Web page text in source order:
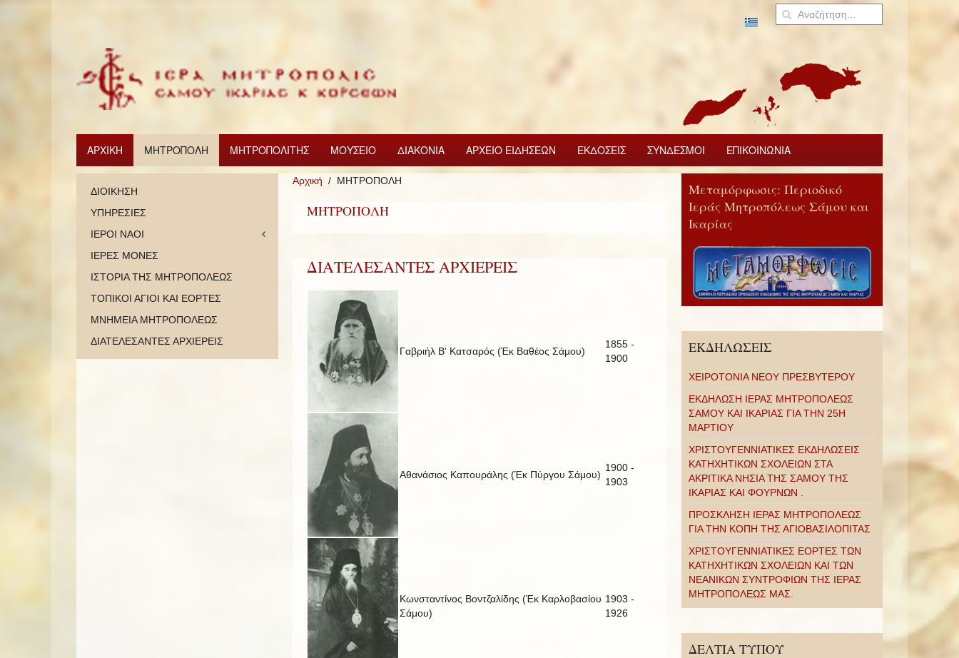
ΑΡΧΙΚΗ ΜΗΤΡΟΠΟΛΗ ΜΗΤΡΟΠΟΛΙΤΗΣ ΜΟΥΣΕΙΟ ΔΙΑΚΟΝΙΑ ΑΡΧΕΙΟ ΕΙΔΗΣΕΩΝ ΕΚΔΟΣΕΙΣ ΣΥΝΔΕΣΜΟΙ ΕΠΙΚΟΙΝΩΝΙΑ
Αρχική ΜΗΤΡΟΠΟΛΗ
ΜΗΤΡΟΠΟΛΗ
ΔΙΑΤΕΛΕΣΑΝΤΕΣ ΑΡΧΙΕΡΕΙΣ
Γαβριήλ Β' Κατσαρός (Έκ Βαθέος Σάμου)
1855 -
1900
Αθανάσιος Καπουράλης (Έκ Πύργου Σάμου)
1900 -
1903
Κωνσταντίνος Βοντζαλίδης (Έκ Καρλοβασίου
Σάμου)
1903 -
1926
ΔΙΟΙΚΗΣΗ
ΥΠΗΡΕΣΙΕΣ
ΙΕΡΟΙ ΝΑΟΙ
ΙΕΡΕΣ ΜΟΝΕΣ
ΙΣΤΟΡΙΑ ΤΗΣ ΜΗΤΡΟΠΟΛΕΩΣ
ΤΟΠΙΚΟΙ ΑΓΙΟΙ ΚΑΙ ΕΟΡΤΕΣ
ΜΝΗΜΕΙΑ ΜΗΤΡΟΠΟΛΕΩΣ
ΔΙΑΤΕΛΕΣΑΝΤΕΣ ΑΡΧΙΕΡΕΙΣ
Μεταμόρφωσις: Περιοδικό
Ιεράς Μητροπόλεως Σάμου και
Ικαρίας
ΕΚΔΗΛΩΣΕΙΣ
ΧΕΙΡΟΤΟΝΙΑ ΝΕΟΥ ΠΡΕΣΒΥΤΕΡΟΥ
ΕΚΔΗΛΩΣΗ ΙΕΡΑΣ ΜΗΤΡΟΠΟΛΕΩΣ
ΣΑΜΟΥ ΚΑΙ ΙΚΑΡΙΑΣ ΓΙΑ ΤΗΝ 25Η
ΜΑΡΤΙΟΥ
ΧΡΙΣΤΟΥΓΕΝΝΙΑΤΙΚΕΣ ΕΚΔΗΛΩΣΕΙΣ
ΚΑΤΗΧΗΤΙΚΩΝ ΣΧΟΛΕΙΩΝ ΣΤΑ
ΑΚΡΙΤΙΚΑ ΝΗΣΙΑ ΤΗΣ ΣΑΜΟΥ ΤΗΣ
ΙΚΑΡΙΑΣ ΚΑΙ ΦΟΥΡΝΩΝ .
ΠΡΟΣΚΛΗΣΗ ΙΕΡΑΣ ΜΗΤΡΟΠΟΛΕΩΣ
ΓΙΑ ΤΗΝ ΚΟΠΗ ΤΗΣ ΑΓΙΟΒΑΣΙΛΟΠΙΤΑΣ
ΧΡΙΣΤΟΥΓΕΝΝΙΑΤΙΚΕΣ ΕΟΡΤΕΣ ΤΩΝ
ΚΑΤΗΧΗΤΙΚΩΝ ΣΧΟΛΕΙΩΝ ΚΑΙ ΤΩΝ
ΝΕΑΝΙΚΩΝ ΣΥΝΤΡΟΦΙΩΝ ΤΗΣ ΙΕΡΑΣ
ΜΗΤΡΟΠΟΛΕΩΣ ΜΑΣ.
ΔΕΛΤΙΑ ΤΥΠΟΥ